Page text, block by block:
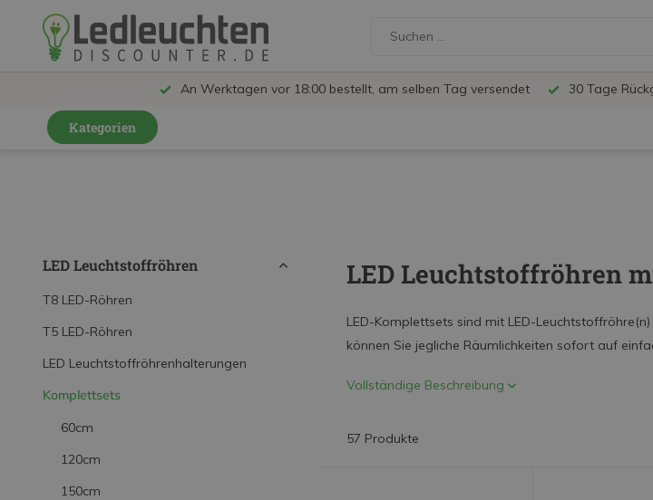
An Werktagen vor 18:00 bestellt, am selben Tag versendet 30 Tage
Kategorien
LED Leuchtstoffröhren
T8 LED-Röhren
T5 LED-Röhren
LED Leuchtstoffröhrenhalterungen
Komplettsets
60cm
120cm
150cm
LED Leuchtstoffröhren
LED-Komplettsets sind mit LED-
können Sie jegliche Räumlichkeiten sofort auf
Vollständige Beschreibung
57 Produkte